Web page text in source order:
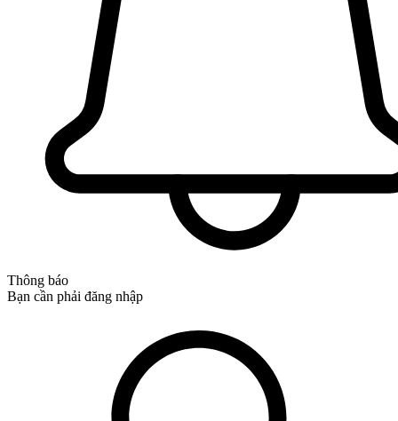
Thông báo
Bạn cần phải đăng nhập